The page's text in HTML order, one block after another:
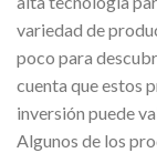
variedad de
poco para
cuenta que estos
inversión puede
Algunos de los